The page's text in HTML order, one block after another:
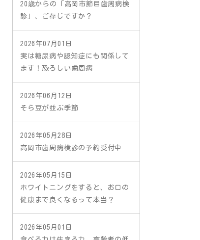
20歳からの「高岡市節目歯周病検
診」、ご存じですか？
2026年07月01日
実は糖尿病や認知症にも関係して
ます！恐ろしい歯周病
2026年06月12日
そら豆が並ぶ季節
2026年05月28日
高岡市歯周病検診の予約受付中
2026年05月15日
ホワイトニングをすると、お口の
健康まで良くなるって本当？
2026年05月01日